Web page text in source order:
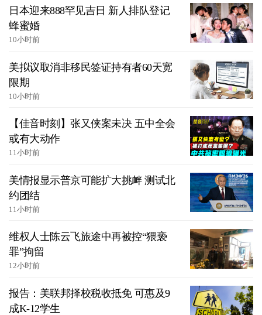
日本迎来888罕见吉日 新人排队登记
蜂蜜婚
10小时前
美拟议取消非移民签证持有者60天宽
限期
10小时前
【佳音时刻】张又侠案未决 五中全会
或有大动作
11小时前
美情报显示普京可能扩大挑衅 测试北
约团结
11小时前
维权人士陈云飞旅途中再被控“猥亵
罪”拘留
12小时前
报告：美联邦择校税收抵免 可惠及9
成K-12学生